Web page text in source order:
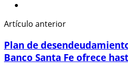
Artículo anterior
Plan de
Banco Santa Fe ofrece